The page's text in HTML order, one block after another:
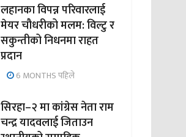
लहानका विपन्न परिवारलाई
मेयर चौधरीको मलम: विल्टु र
सकुन्तीको निधनमा राहत
प्रदान
6 MONTHS पहिले
सिरहा–२ मा कांग्रेस नेता राम
चन्द्र यादवलाई जिताउन